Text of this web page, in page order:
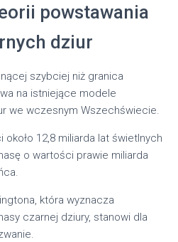
powstawania
dziur
szybciej niż granica
na istniejące modele
we wczesnym Wszechświecie.
około 12,8 miliarda lat świetlnych
o wartości prawie miliarda
która wyznacza
czarnej dziury, stanowi dla